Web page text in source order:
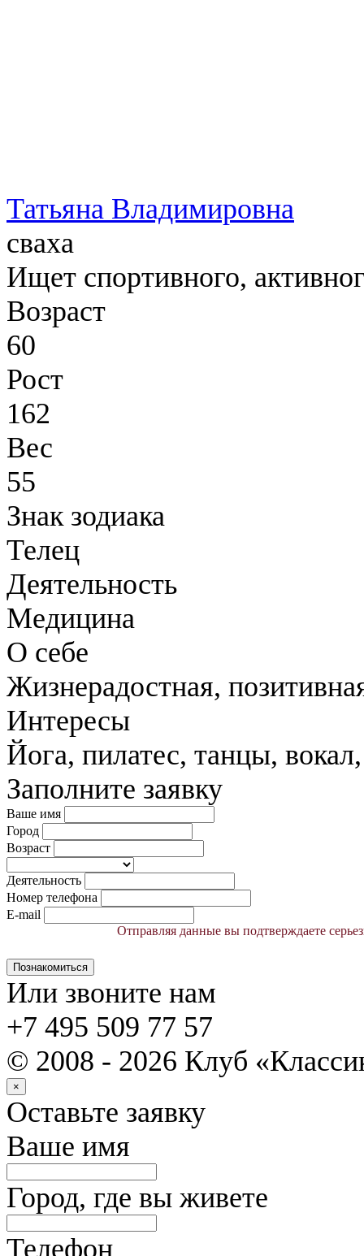
Татьяна Владимировна
сваха
Ищет спортивного,
Возраст
60
Рост
162
Вес
55
Знак зодиака
Телец
Деятельность
Медицина
О себе
Жизнерадостная,
Интересы
Йога, пилатес, танцы,
Заполните заявку
Ваше имя
Город
Возраст
Деятельность
Номер телефона
E-mail
Отправляя данные вы подтверждаете
Познакомиться
Или звоните нам
+7 495 509 77 57
© 2008 - 2026 Клуб
×
Оставьте заявку
Ваше имя
Город, где вы живете
Телефон